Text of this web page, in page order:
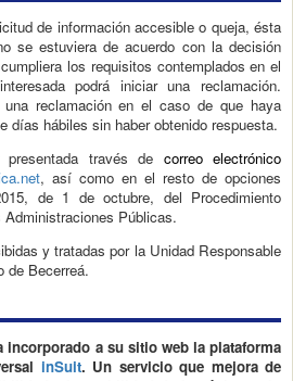
de información accesible o queja, ésta
se estuviera de acuerdo con la decisión
los requisitos contemplados en el
podrá iniciar una reclamación.
reclamación en el caso de que haya
días hábiles sin haber obtenido respuesta.
través de correo electrónico
, así como en el resto de opciones
de 1 de octubre, del Procedimiento
Públicas.
y tratadas por la Unidad Responsable
de Becerreá.
incorporado a su sitio web la plataforma
inSuit. Un servicio que mejora de